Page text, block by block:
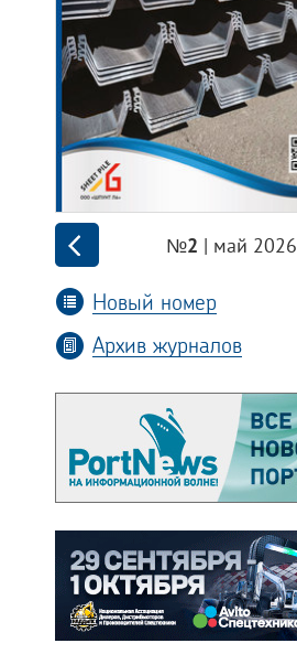
№2 | май 2026
Новый номер
Архив журналов